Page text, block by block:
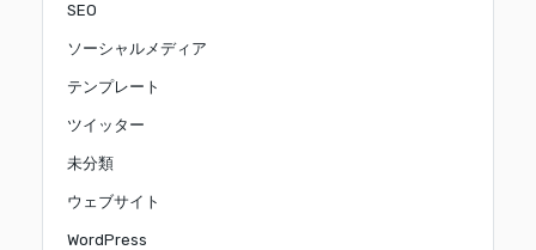
SEO
ソーシャルメディア
テンプレート
ツイッター
未分類
ウェブサイト
WordPress